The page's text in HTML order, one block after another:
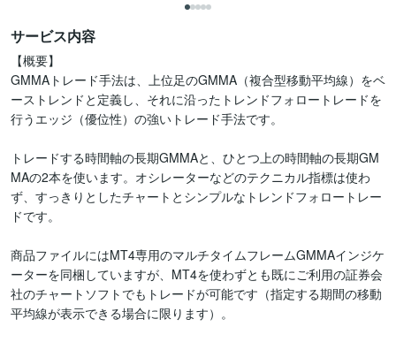
サービス内容
【概要】
GMMAトレード手法は、上位足のGMMA（複合型移動平均線）をベ
ーストレンドと定義し、それに沿ったトレンドフォロートレードを
行うエッジ（優位性）の強いトレード手法です。
トレードする時間軸の長期GMMAと、ひとつ上の時間軸の長期GM
MAの2本を使います。オシレーターなどのテクニカル指標は使わ
ず、すっきりとしたチャートとシンプルなトレンドフォロートレー
ドです。
商品ファイルにはMT4専用のマルチタイムフレームGMMAインジケ
ーターを同梱していますが、MT4を使わずとも既にご利用の証券会
社のチャートソフトでもトレードが可能です（指定する期間の移動
平均線が表示できる場合に限ります）。